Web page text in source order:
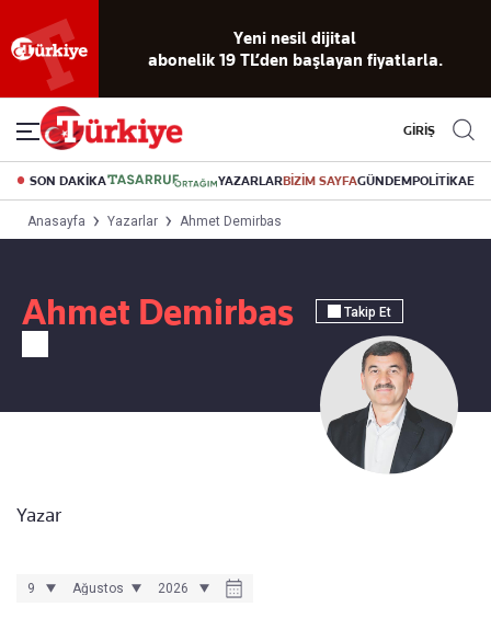
Yeni nesil dijital
abonelik 19 TL’den başlayan fiyatlarla.
GİRİŞ
SON DAKİKA YAZARLARBİZİM SAYFAGÜNDEMPOLİTİKA
Anasayfa Yazarlar Ahmet Demirbas
Ahmet Demirbas Takip Et
Yazar